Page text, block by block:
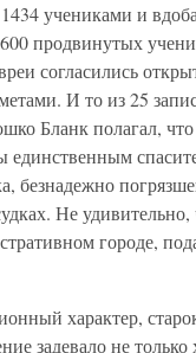
1434 учениками и
продвинутых
согласились
И то из 25
Бланк полагал,
единственным
безнадежно
Не
городе,
характер,
задевало не